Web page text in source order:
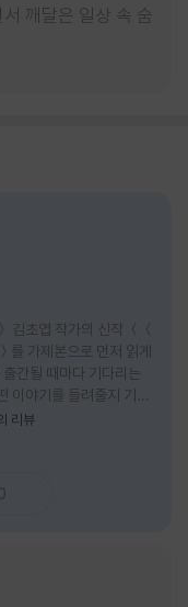
서 깨달은 일상 속 숨
초엽 작가의 신작 ＜＜
를 가제본으로 먼저 읽게
간될 때마다 기다리는
이야기를 들려줄지 기대
읽는 것이 가장 재미있
이었다. 첫 장부터 평범
군가에게 보내는 메일로
를 여행하게 된다는 설정
나는 피서처럼 흥미롭기
리뷰